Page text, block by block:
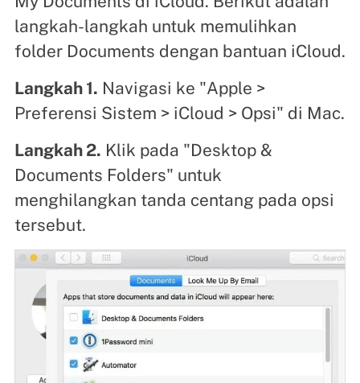
langkah-langkah untuk memulihkan
folder Documents dengan bantuan iCloud.
Langkah 1. Navigasi ke "Apple >
Preferensi Sistem > iCloud > Opsi" di Mac.
Langkah 2. Klik pada "Desktop &
Documents Folders" untuk
menghilangkan tanda centang pada opsi
tersebut.